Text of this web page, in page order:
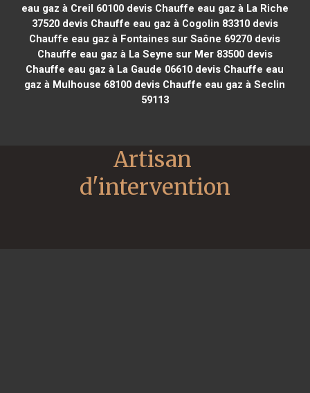
eau gaz à Creil 60100devis Chauffe eau gaz à La Riche
37520devis Chauffe eau gaz à Cogolin 83310devis
Chauffe eau gaz à Fontaines sur Saône 69270 devis
Chauffe eau gaz à La Seyne sur Mer 83500devis
Chauffe eau gaz à La Gaude 06610 devis Chauffe eau
gaz à Mulhouse 68100 devis Chauffe eau gaz à Seclin
59113
Artisan
d'intervention